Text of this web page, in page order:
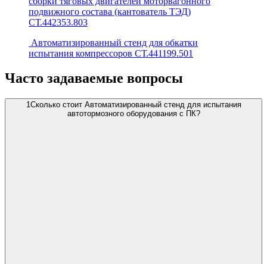
подвижного состава (кантователь ТЭД)
СТ.442353.803
Автоматизированный стенд для обкатки
испытания компрессоров СТ.441199.501
Часто задаваемые вопросы
1Сколько стоит Автоматизированный стенд для испытания
автотормозного оборудования с ПК?